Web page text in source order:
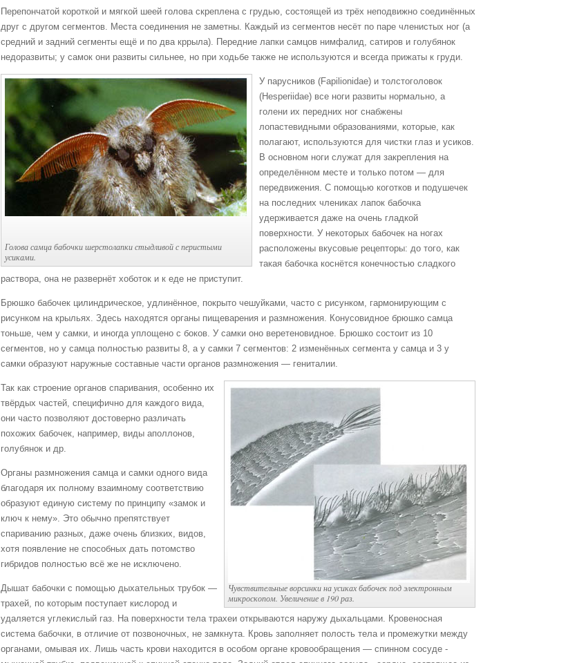
Перепончатой короткой и мягкой шеей голова скреплена с грудью, состоящей из трёх неподвижно соединённых
друг с другом сегментов. Места соединения не заметны. Каждый из сегментов несёт по паре членистых ног (а
средний и задний сегменты ещё и по два кррыла). Передние лапки самцов нимфалид, сатиров и голубянок
недоразвиты; у самок они развиты сильнее, но при ходьбе также не используются и всегда прижаты к груди.
Голова самца бабочки шерстолапки стыдливой с перистыми
усиками.
У парусников (Fapilionidae) и толстоголовок
(Hesperiidae) все ноги развиты нормально, а
голени их передних ног снабжены
лопастевидными образованиями, которые, как
полагают, используются для чистки глаз и усиков.
В основном ноги служат для закрепления на
определённом месте и только потом — для
передвижения. С помощью коготков и подушечек
на последних члениках лапок бабочка
удерживается даже на очень гладкой
поверхности. У некоторых бабочек на ногах
расположены вкусовые рецепторы: до того, как
такая бабочка коснётся конечностью сладкого
раствора, она не развернёт хоботок и к еде не приступит.
Брюшко бабочек цилиндрическое, удлинённое, покрыто чешуйками, часто с рисунком, гармонирующим с
рисунком на крыльях. Здесь находятся органы пищеварения и размножения. Конусовидное брюшко самца
тоньше, чем у самки, и иногда уплощено с боков. У самки оно веретеновидное. Брюшко состоит из 10
сегментов, но у самца полностью развиты 8, а у самки 7 сегментов: 2 изменённых сегмента у самца и 3 у
самки образуют наружные составные части органов размножения — гениталии.
Чувствительные ворсинки на усиках бабочек под электронным
микроскопом. Увеличение в 190 раз.
Так как строение органов спаривания, особенно их
твёрдых частей, специфично для каждого вида,
они часто позволяют достоверно различать
похожих бабочек, например, виды аполлонов,
голубянок и др.
Органы размножения самца и самки одного вида
благодаря их полному взаимному соответствию
образуют единую систему по принципу «замок и
ключ к нему». Это обычно препятствует
спариванию разных, даже очень близких, видов,
хотя появление не способных дать потомство
гибридов полностью всё же не исключено.
Дышат бабочки с помощью дыхательных трубок —
трахей, по которым поступает кислород и
удаляется углекислый газ. На поверхности тела трахеи открываются наружу дыхальцами. Кровеносная
система бабочки, в отличие от позвоночных, не замкнута. Кровь заполняет полость тела и промежутки между
органами, омывая их. Лишь часть крови находится в особом органе кровообращения — спинном сосуде -